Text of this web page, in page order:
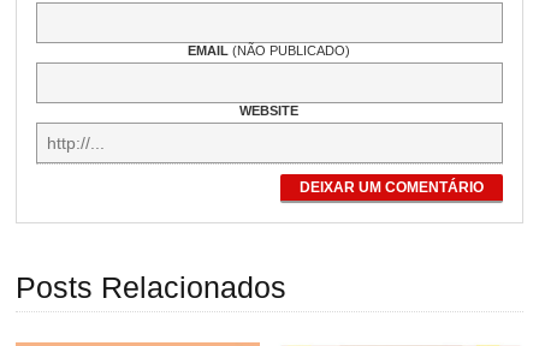
EMAIL(NÃO PUBLICADO)
WEBSITE
DEIXAR UM COMENTÁRIO
Posts Relacionados